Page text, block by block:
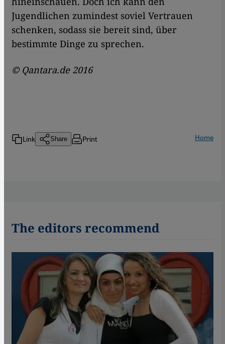
Jugendlichen zumindest soviel Vertrauen
schenken, sodass sie bereit sind, über
bestimmte Dinge zu sprechen.
© Qantara.de 2016
Link Share Print Home
The editors recommend